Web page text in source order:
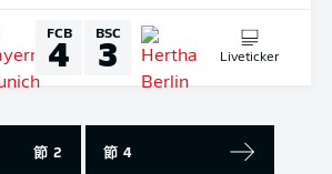
FCB
4 BSC
3 Liveticker
節 2 節 4